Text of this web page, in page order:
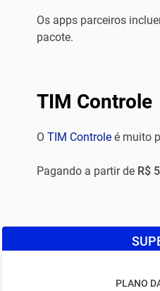
Os apps parceiros
pacote.
TIM Controle
O TIM Controleé muito
Pagando a partir de R$
PLANO